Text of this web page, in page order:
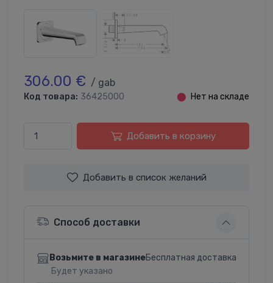
306.00 € / gab
Код товара: 36425000 ⬤ Нет на складе
Добавить в корзину
Добавить в список желаний
Способ доставки
Возьмите в магазине
Будет указано
Бесплатная доставка